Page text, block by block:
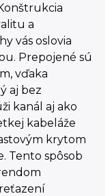
a
vás oslovia
Prepojené sú
vďaka
aj bez
kanál aj ako
kabeláže
krytom
Tento spôsob